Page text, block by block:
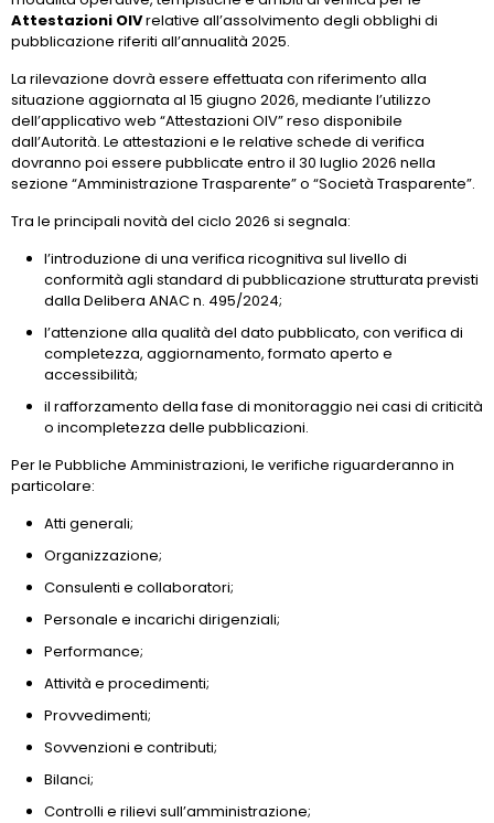
Attestazioni OIVrelative all’assolvimento degli obblighi di
pubblicazione riferiti all’annualità 2025.
La rilevazione dovrà essere effettuata con riferimento alla
situazione aggiornata al 15 giugno 2026, mediante l’utilizzo
dell’applicativo web “Attestazioni OIV” reso disponibile
dall’Autorità. Le attestazioni e le relative schede di verifica
dovranno poi essere pubblicate entro il 30 luglio 2026 nella
sezione “Amministrazione Trasparente” o “Società Trasparente”.
Tra le principali novità del ciclo 2026 si segnala:
l’introduzione di una verifica ricognitiva sul livello di
conformità agli standard di pubblicazione strutturata previsti
dalla Delibera ANAC n. 495/2024;
l’attenzione alla qualità del dato pubblicato, con verifica di
completezza, aggiornamento, formato aperto e
accessibilità;
il rafforzamento della fase di monitoraggio nei casi di criticità
o incompletezza delle pubblicazioni.
Per le Pubbliche Amministrazioni, le verifiche riguarderanno in
particolare:
Atti generali;
Organizzazione;
Consulenti e collaboratori;
Personale e incarichi dirigenziali;
Performance;
Attività e procedimenti;
Provvedimenti;
Sovvenzioni e contributi;
Bilanci;
Controlli e rilievi sull’amministrazione;